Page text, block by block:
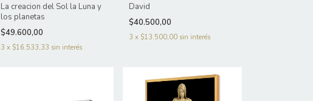
La creacion del Sol la Luna y
los planetas
$49.600,00
3 x $16.533,33 sin interés
David
$40.500,00
3 x $13.500,00 sin interés